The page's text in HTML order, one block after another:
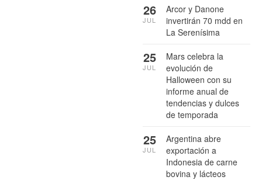
Arcor y Danone
invertirán 70 mdd en
La Serenísima
26
JUL
Mars celebra la
evolución de
Halloween con su
informe anual de
tendencias y dulces
de temporada
25
JUL
Argentina abre
exportación a
Indonesia de carne
bovina y lácteos
25
JUL